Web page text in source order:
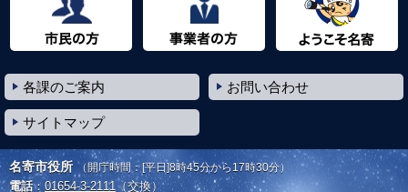
各課のご案内 お問い合わせ
サイトマップ
名寄市役所 （開庁時間：[平日]8時45分から17時30分）
電話： 01654-3-2111 （交換）